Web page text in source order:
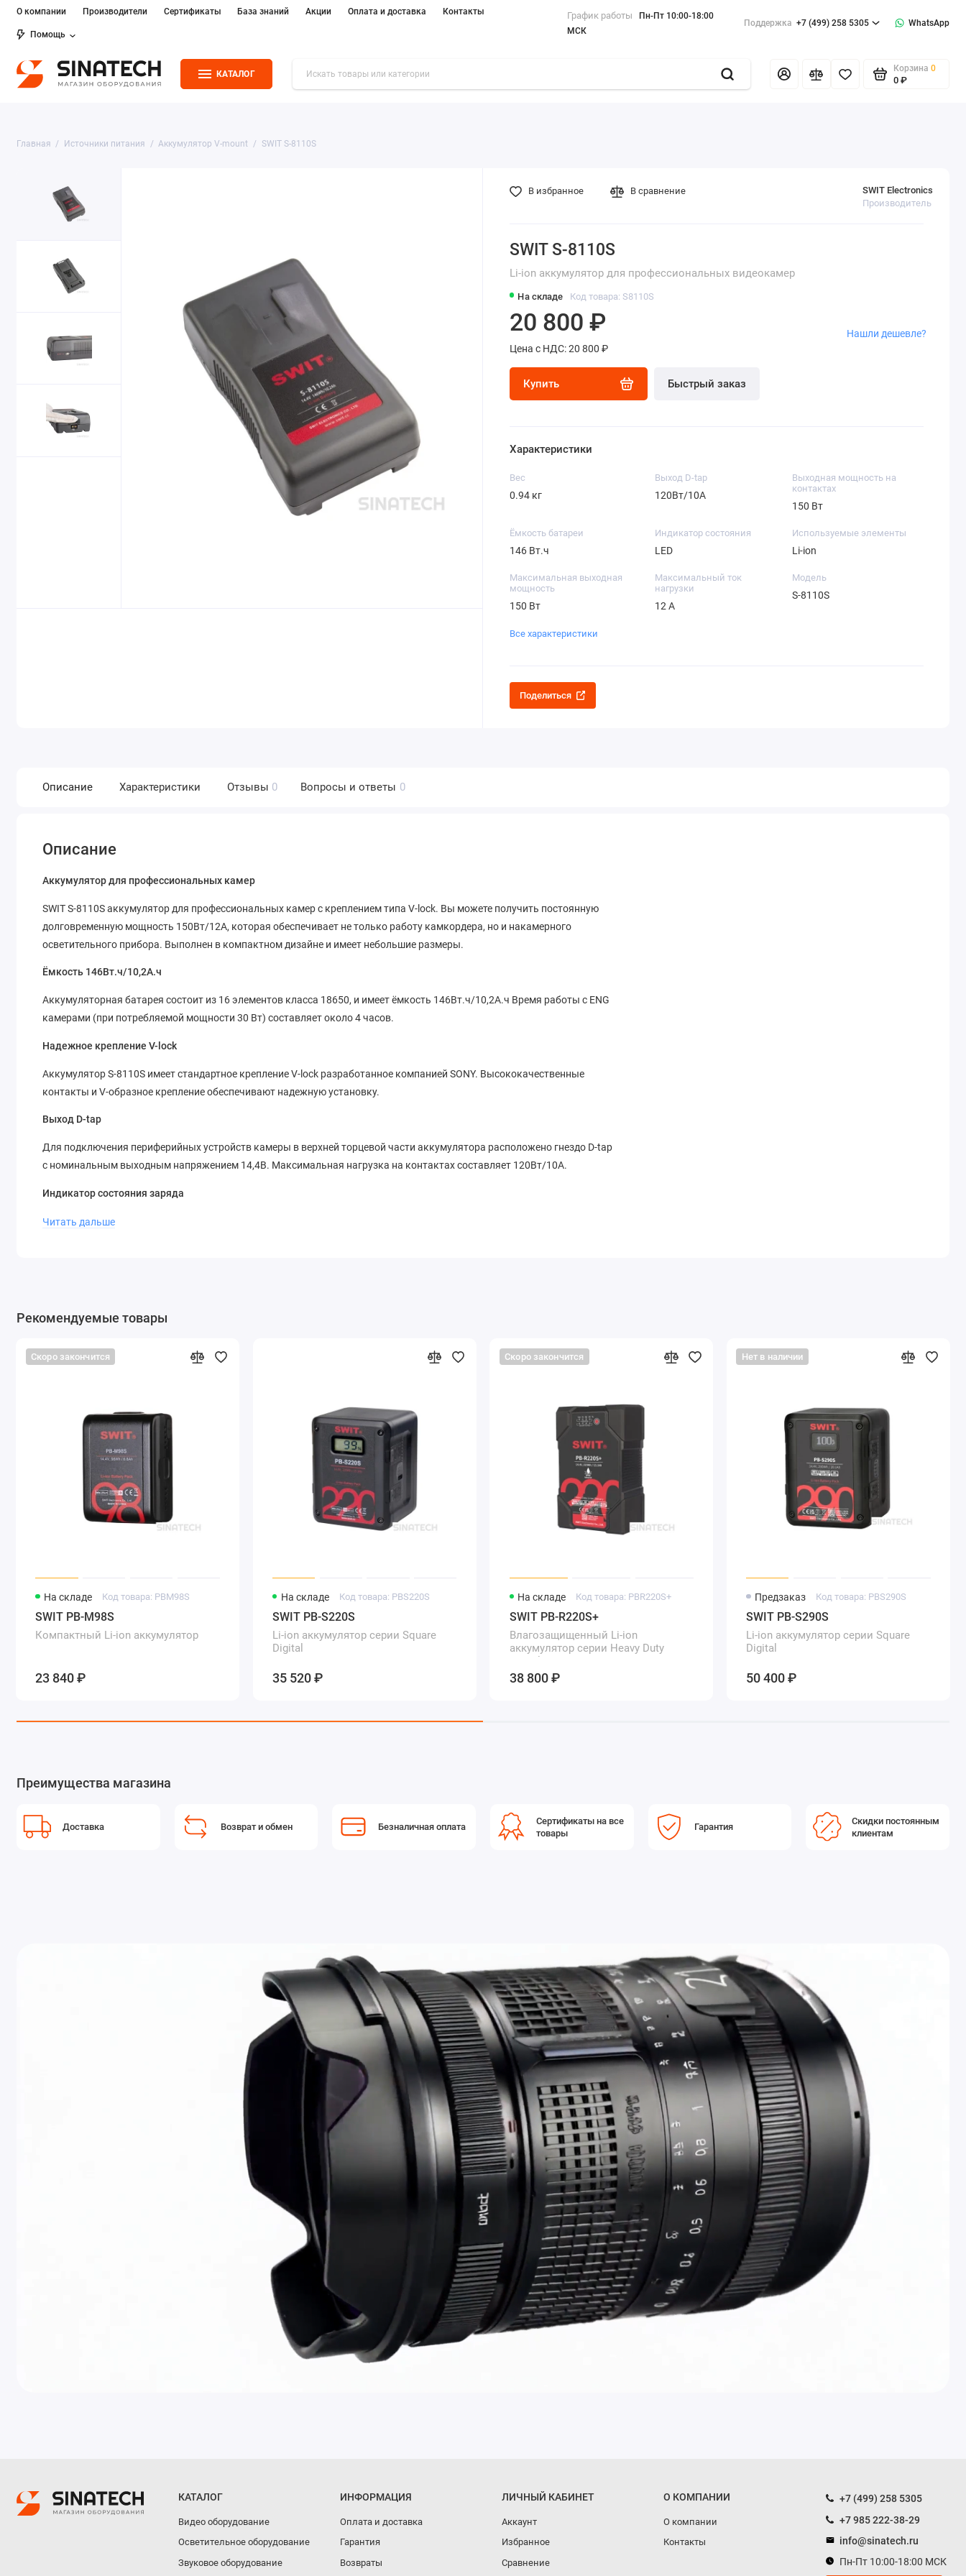
О компании Производители Сертификаты База знаний Акции Оплата и доставка Контакты
Помощь
График работы
Пн-Пт 10:00-18:00
МСК
Поддержка +7 (499) 258 5305 WhatsApp
КАТАЛОГ
Корзина 0
0 ₽
Главная Источники питания Аккумулятор V-mount SWIT S-8110S
SWIT S-8110S
Li-ion аккумулятор для профессиональных видеокамер
На складе Код товара: S8110S
SWIT Electronics
Производитель
20 800 ₽
Цена с НДС: 20 800 ₽
Купить Быстрый заказ
Нашли дешевле?
В избранное В сравнение
Характеристики
Вес
0.94 кг
Выход D-tap
120Вт/10А
Выходная мощность на
контактах
150 Вт
Ёмкость батареи
146 Вт.ч
Индикатор состояния
LED
Используемые элементы
Li-ion
Максимальная выходная
мощность
150 Вт
Максимальный ток
нагрузки
12 А
Модель
S-8110S
Все характеристики
Поделиться
Описание Характеристики Отзывы 0 Вопросы и ответы 0
Описание
Аккумулятор для профессиональных камер
SWIT S-8110S аккумулятор для профессиональных камер с креплением типа V-lock. Вы можете получить постоянную
долговременную мощность 150Вт/12А, которая обеспечивает не только работу камкордера, но и накамерного
осветительного прибора. Выполнен в компактном дизайне и имеет небольшие размеры.
Ёмкость 146Вт.ч/10,2А.ч
Аккумуляторная батарея состоит из 16 элементов класса 18650, и имеет ёмкость 146Вт.ч/10,2А.ч Время работы с ENG
камерами (при потребляемой мощности 30 Вт) составляет около 4 часов.
Надежное крепление V-lock
Аккумулятор S-8110S имеет стандартное крепление V-lock разработанное компанией SONY. Высококачественные
контакты и V-образное крепление обеспечивают надежную установку.
Выход D-tap
Для подключения периферийных устройств камеры в верхней торцевой части аккумулятора расположено гнездо D-tap
с номинальным выходным напряжением 14,4В. Максимальная нагрузка на контактах составляет 120Вт/10А.
Индикатор состояния заряда
Аккумуляторная батарея S-8110S имеет 4-сегментный индикатор состояния заряда. Вы всегда можете оценить
Читать дальше
Рекомендуемые товары
Скоро закончится
На складе Код товара: PBM98S
SWIT PB-M98S
Компактный Li-ion аккумулятор
23 840 ₽
На складе Код товара: PBS220S
SWIT PB-S220S
Li-ion аккумулятор серии Square
Digital
35 520 ₽
Скоро закончится
На складе Код товара: PBR220S+
SWIT PB-R220S+
Влагозащищенный Li-ion
аккумулятор серии Heavy Duty
Digital
38 800 ₽
Нет в наличии
Предзаказ Код товара: PBS290S
SWIT PB-S290S
Li-ion аккумулятор серии Square
Digital
50 400 ₽
Преимущества магазина
Доставка Возврат и обмен Безналичная оплата
Сертификаты на все
товары
Гарантия
Скидки постоянным
клиентам
КАТАЛОГ
Видео оборудование
Осветительное оборудование
Звуковое оборудование
ИНФОРМАЦИЯ
Оплата и доставка
Гарантия
Возвраты
ЛИЧНЫЙ КАБИНЕТ
Аккаунт
Избранное
Сравнение
О КОМПАНИИ
О компании
Контакты
+7 (499) 258 5305
+7 985 222-38-29
info@sinatech.ru
Пн-Пт 10:00-18:00 МСК